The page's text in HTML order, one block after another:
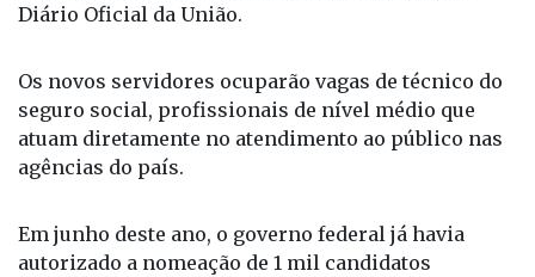
Diário Oficial da União.
Os novos servidores ocuparão vagas de técnico do
seguro social, profissionais de nível médio que
atuam diretamente no atendimento ao público nas
agências do país.
Em junho deste ano, o governo federal já havia
autorizado a nomeação de 1 mil candidatos